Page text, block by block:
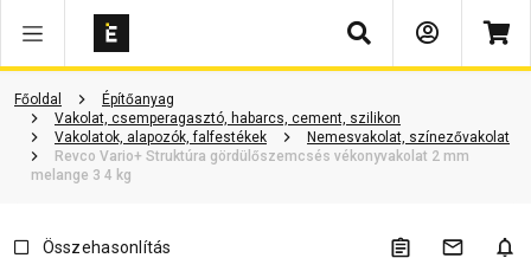
Keresés
Főoldal
Építőanyag
Vakolat, csemperagasztó, habarcs, cement, szilikon
Vakolatok, alapozók, falfestékek
Nemesvakolat, színezővakolat
Revco Vario+ Struktúra gördülőszemcsés vékonyvakolat 2 mm
melange 3 4 kg
Vásárlói vélemények Kérdések és válaszok Kapcsolódó cikkek
Összehasonlítás